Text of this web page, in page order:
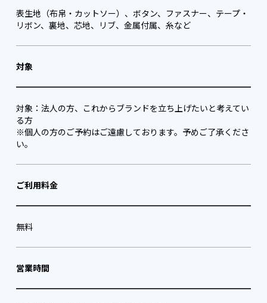
表生地（布帛・カットソー）、ボタン、ファスナー、テープ・
リボン、裏地、芯地、リブ、金属付属、糸など
対象
対象：法人の方、これからブランドを立ち上げたいと考えてい
る方
※個人の方のご予約はご遠慮しております。予めご了承くださ
い。
ご利用料金
無料
営業時間